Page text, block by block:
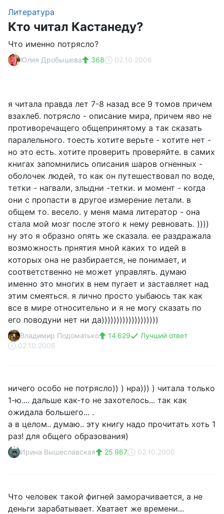
Литература
Кто читал Кастанеду?
Что именно потрясло?
Юлия Дробышева 368 02.10.2006
я читала правда лет 7-8 назад все 9 томов причем
взахлеб. потрясло - описание мира, причем яво не
противоречащего общепринятому а так сказать
паралельного. тоесть хотите верьте - хотите нет -
но это есть. хотите проверить проверяйте. в самих
книгах запомнились описания шаров огненных -
оболочек людей, то как он путешествовал по воде,
тетки - нагвали, злыдни -тетки. и момент - когда
они с пропасти в другое измерение летали. в
общем то. весело. у меня мама литератор - она
стала мой мозг после этого к нему ревновать. ))))
ну это я образно опять же сказала. ее раздражала
возможность прнятия мной каких то идей в
которых она не разбирается, не понимает, и
соответственно не может управлять. думаю
именно это многих в нем пугает и заставляет над
этим смеяться. я лично просто уыбаюсь так как
все в мире относительно и я не могу сказать по
его поводуни нет ни да)))))))))))))))))))
Владимир Подоматько 14 629
Лучший ответ
02.10.2006
ничего особо не потрясло)) ) нра))) ) читала только
1-ю.... дальше как-то не захотелось... так как
ожидала большего... .
а в целом.. думаю.. эту книгу надо прочитать хоть 1
раз! для общего образования)
Ирина Вышеславская 25 967 02.10.2006
Что человек такой фигней заморачивается, а не
деньги зарабатывает. Хватает же времени...